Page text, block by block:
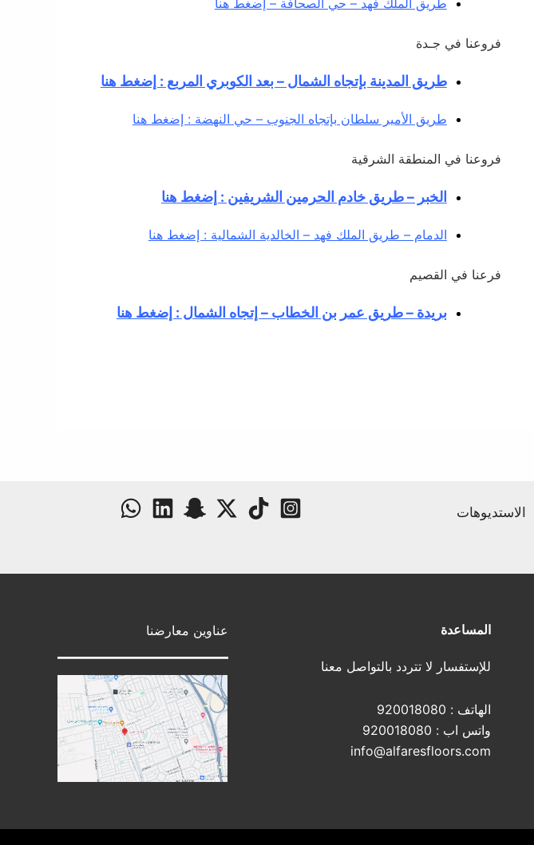
فروعنا في جـدة
طريق المدينة بإتجاه الشمال – بعد الكوبري المربع : إضغط هنا
طريق الأمير سلطان بإتجاه الجنوب – حي النهضة : إضغط هنا
فروعنا في المنطقة الشرقية
الخبر – طريق خادم الحرمين الشريفين : إضغط هنا
الدمام – طريق الملك فهد – الخالدية الشمالية : إضغط هنا
فرعنا في القصيم
بريدة – طريق عمر بن الخطاب – إتجاه الشمال : إضغط هنا
الاستديوهات
المساعدة
للإستفسار لا تتردد بالتواصل معنا
الهاتف : 920018080
واتس اب : 920018080
info@alfaresfloors.com
عناوين معارضنا